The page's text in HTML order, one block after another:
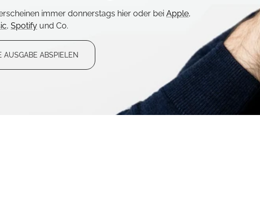
immer donnerstags hier oder bei Apple,
, Spotify und Co.
AUSGABE ABSPIELEN